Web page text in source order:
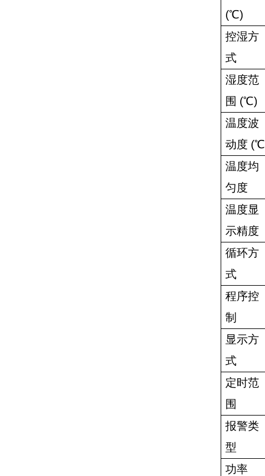
(℃)
控湿方
式
湿度范
围 (℃)
温度波
动度 (℃
温度均
匀度
温度显
示精度
循环方
式
程序控
制
显示方
式
定时范
围
报警类
型
功率